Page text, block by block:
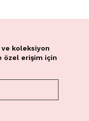
koleksiyon
özel erişim için